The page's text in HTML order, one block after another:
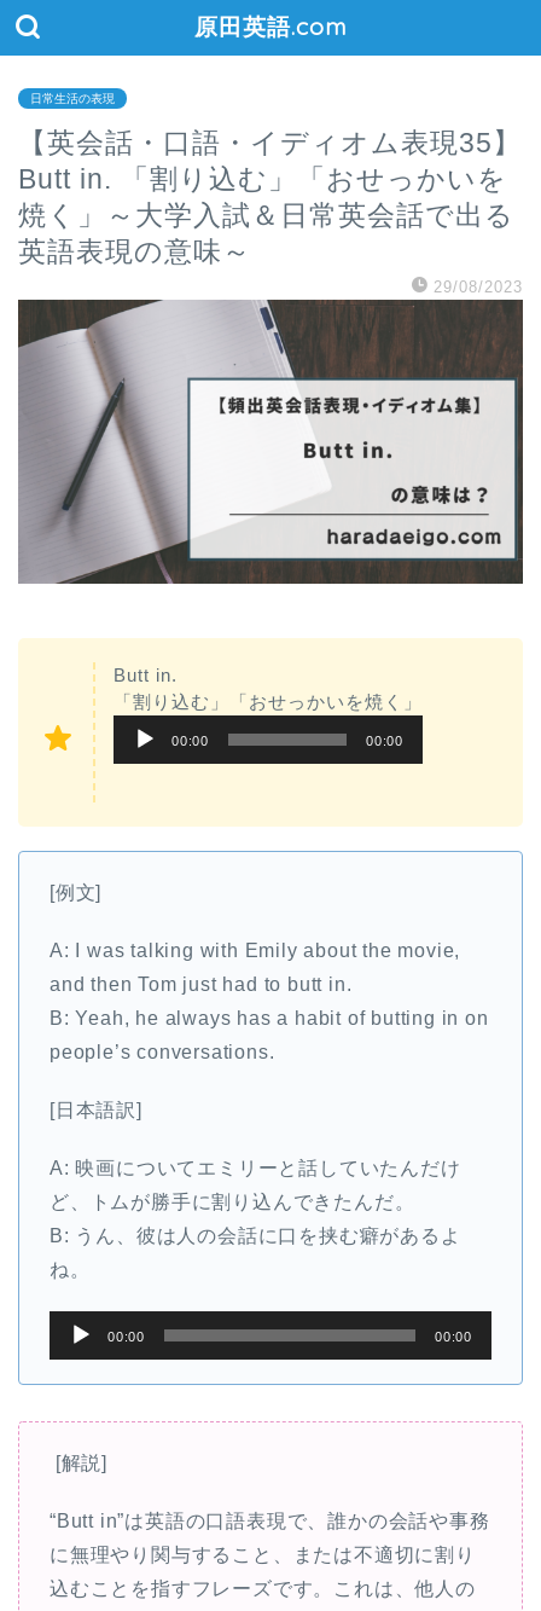
原田英語.com
日常生活の表現
【英会話・口語・イディオム表現35】
Butt in. 「割り込む」「おせっかいを
焼く」～大学入試＆日常英会話で出る
英語表現の意味～
29/08/2023
Butt in.
「割り込む」「おせっかいを焼く」
声
レ
00:00 00:00
[例文]
A: I was talking with Emily about the movie,
and then Tom just had to butt in.
B: Yeah, he always has a habit of butting in on
people’s conversations.
[日本語訳]
A: 映画についてエミリーと話していたんだけ
ど、トムが勝手に割り込んできたんだ。
B: うん、彼は人の会話に口を挟む癖があるよ
ね。
声
レ
ー
ー
00:00 00:00
[解説]
“Butt in”は英語の口語表現で、誰かの会話や事務
に無理やり関与すること、または不適切に割り
込むことを指すフレーズです。これは、他人の